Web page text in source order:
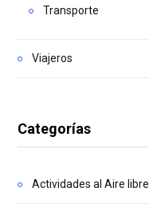
Transporte
Viajeros
Categorías
Actividades al Aire libre